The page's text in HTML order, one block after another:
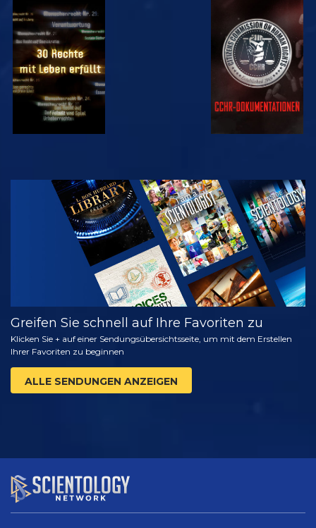
ANSEHEN ANSEHEN
ANSEHEN
SERIE
ENTDECKEN
Greifen Sie schnell auf Ihre Favoriten zu
Klicken Sie + auf einer Sendungsübersichtsseite, um mit dem Erstellen
Ihrer Favoriten zu beginnen
ALLE SENDUNGEN ANZEIGEN